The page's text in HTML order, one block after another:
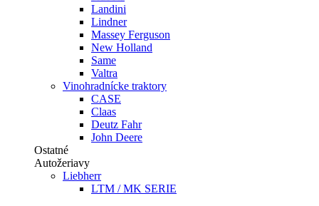
Landini
Lindner
Massey Ferguson
New Holland
Same
Valtra
Vinohradnícke traktory
CASE
Claas
Deutz Fahr
John Deere
Ostatné
Autožeriavy
Liebherr
LTM / MK SERIE